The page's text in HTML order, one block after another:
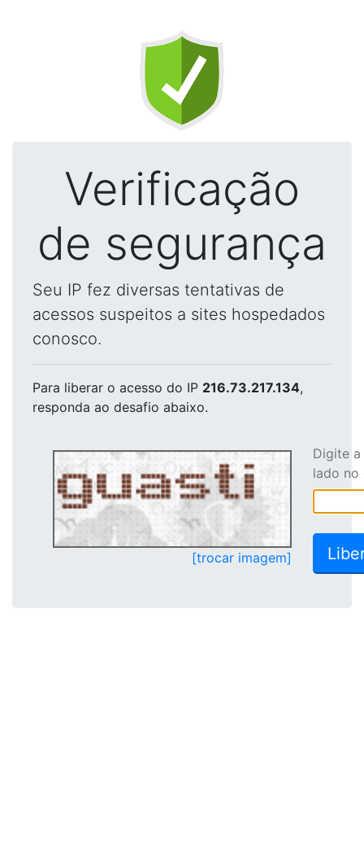
Verificação
de segurança
Seu IP fez diversas tentativas de
acessos suspeitos a sites hospedados
conosco.
Para liberar o acesso do IP 216.73.217.134,
responda ao desafio abaixo.
[trocar imagem]
Digite
lado no